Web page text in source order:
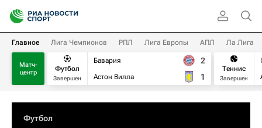
Главное Лига Чемпионов РПЛ Лига Европы АПЛ Ла Лига
Матч-
центр
Футбол
Завершен
Бавария
Астон Вилла
2
1
Теннис
Завершен
Футбол